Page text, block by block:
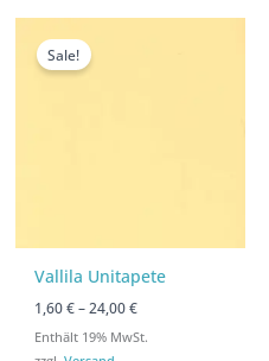
Sale!
Vallila Unitapete
1,60€ –24,00€
Enthält 19% MwSt.